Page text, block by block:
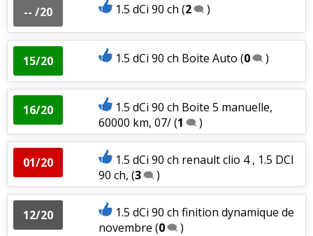
-- /20 1.5 dCi 90 ch (2 )
15/20 1.5 dCi 90 ch Boite Auto (0 )
16/20
1.5 dCi 90 ch Boite 5 manuelle,
60000 km, 07/(1 )
01/20
1.5 dCi 90 ch renault clio 4 , 1.5 DCI
90 ch, (3 )
12/20
1.5 dCi 90 ch finition dynamique de
novembre (0 )